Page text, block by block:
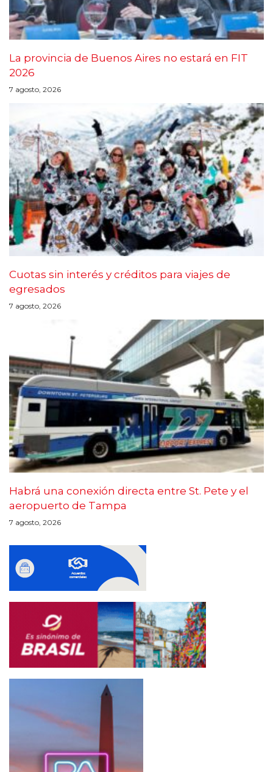
La provincia de Buenos Aires no estará en FIT
2026
7 agosto, 2026
Cuotas sin interés y créditos para viajes de
egresados
7 agosto, 2026
Habrá una conexión directa entre St. Pete y el
aeropuerto de Tampa
7 agosto, 2026